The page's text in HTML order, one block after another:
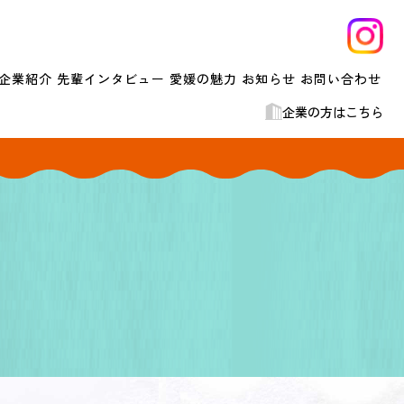
業紹介 先輩インタビュー 愛媛の魅力 お知らせ お問い合わせ
企業の方はこちら